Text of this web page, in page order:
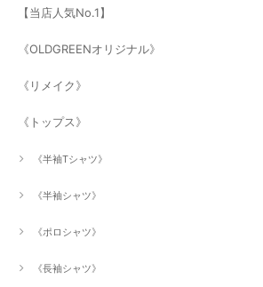
【当店人気No.1】
《OLDGREENオリジナル》
《リメイク》
《トップス》
《半袖Tシャツ》
《半袖シャツ》
《ポロシャツ》
《長袖シャツ》